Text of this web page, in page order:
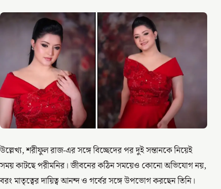
উল্লেখ্য, শরীফুল রাজ-এর সঙ্গে বিচ্ছেদের পর দুই সন্তানকে নিয়েই
সময় কাটছে পরীমনির। জীবনের কঠিন সময়েও কোনো অভিযোগ নয়,
বরং মাতৃত্বের দায়িত্ব আনন্দ ও গর্বের সঙ্গে উপভোগ করছেন তিনি।